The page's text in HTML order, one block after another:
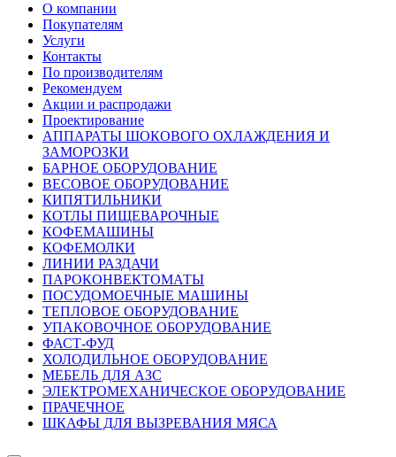
О компании
Покупателям
Услуги
Контакты
По производителям
Рекомендуем
Акции и распродажи
Проектирование
АППАРАТЫ ШОКОВОГО ОХЛАЖДЕНИЯ И
ЗАМОРОЗКИ
БАРНОЕ ОБОРУДОВАНИЕ
ВЕСОВОЕ ОБОРУДОВАНИЕ
КИПЯТИЛЬНИКИ
КОТЛЫ ПИЩЕВАРОЧНЫЕ
КОФЕМАШИНЫ
КОФЕМОЛКИ
ЛИНИИ РАЗДАЧИ
ПАРОКОНВЕКТОМАТЫ
ПОСУДОМОЕЧНЫЕ МАШИНЫ
ТЕПЛОВОЕ ОБОРУДОВАНИЕ
УПАКОВОЧНОЕ ОБОРУДОВАНИЕ
ФАСТ-ФУД
ХОЛОДИЛЬНОЕ ОБОРУДОВАНИЕ
МЕБЕЛЬ ДЛЯ АЗС
ЭЛЕКТРОМЕХАНИЧЕСКОЕ ОБОРУДОВАНИЕ
ПРАЧЕЧНОЕ
ШКАФЫ ДЛЯ ВЫЗРЕВАНИЯ МЯСА